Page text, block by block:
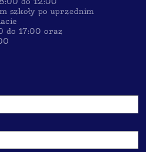
szkoły po uprzednim
do 17:00 oraz